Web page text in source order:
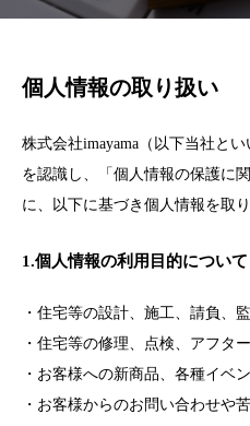
個人情報の取り扱い
株式会社imayama（以下当社と
を認識し、「個人情報の保護に
に、以下に基づき個人情報を取り
1.個人情報の利用目的について
・住宅等の設計、施工、請負、
・住宅等の修理、点検、アフタ
・お客様への新商品、各種イベ
・お客様からのお問い合わせや